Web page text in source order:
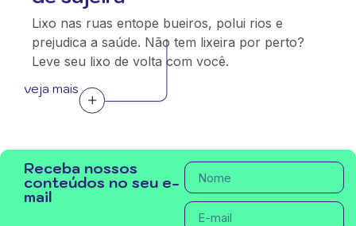
Lixo nas ruas entope bueiros, polui rios e
prejudica a saúde. Não tem lixeira por perto?
Leve seu lixo de volta com você.
veja mais
Receba nossos
conteúdos no seu e-
mail